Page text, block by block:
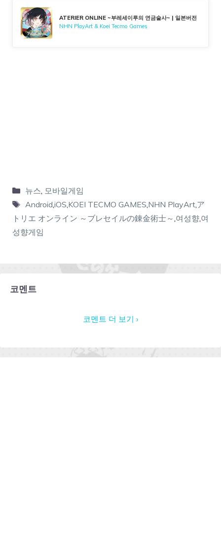
ATERIER ONLINE ~부레세이루의 연금술사~ | 일본버전
NHN PlayArt & Koei Tecmo Games
뉴스, 모바일게임
Android,iOS,KOEI TECMO GAMES,NHN PlayArt,ア
トリエ オンライン ～ブレセイルの錬金術士～,여성향,여
성향게임
코멘트
코멘트 더 보기 ›